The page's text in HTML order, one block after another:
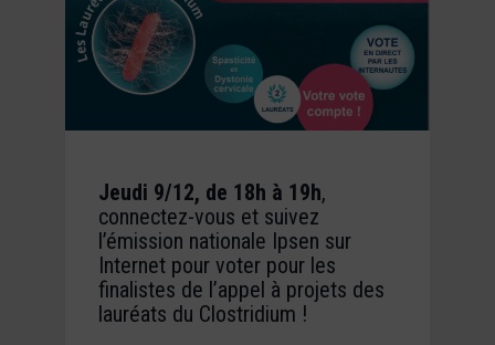
Jeudi 9/12, de 18h à 19h,
connectez-vous et suivez
l’émission nationale Ipsen sur
Internet pour voter pour les
finalistes de l’appel à projets des
lauréats du Clostridium !